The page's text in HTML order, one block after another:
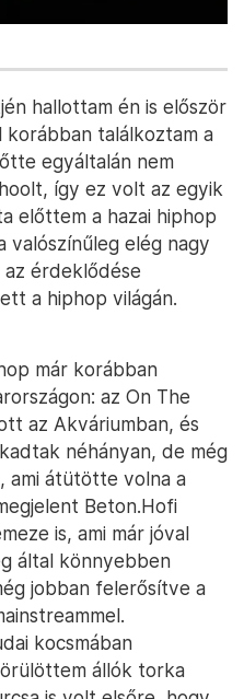
hallottam én is először
találkoztam a
egyáltalán nem
így ez volt az egyik
előttem a hazai hiphop
valószínűleg elég nagy
érdeklődése
a hiphop világán.
már korábban
az On The
az Akváriumban, és
néhányan, de még
ami átütötte volna a
Beton.Hofi
is, ami már jóval
által könnyebben
jobban felerősítve a
kocsmában
állók torka